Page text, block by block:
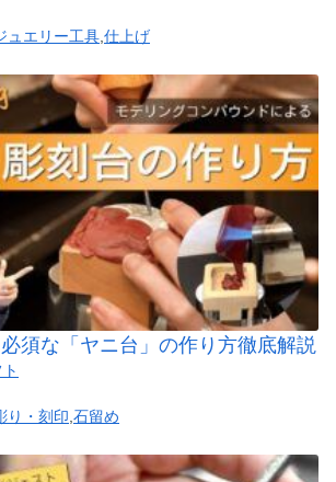
ュエリー工具 仕上げ
須な「ヤニ台」の作り方徹底解説
り・刻印 石留め